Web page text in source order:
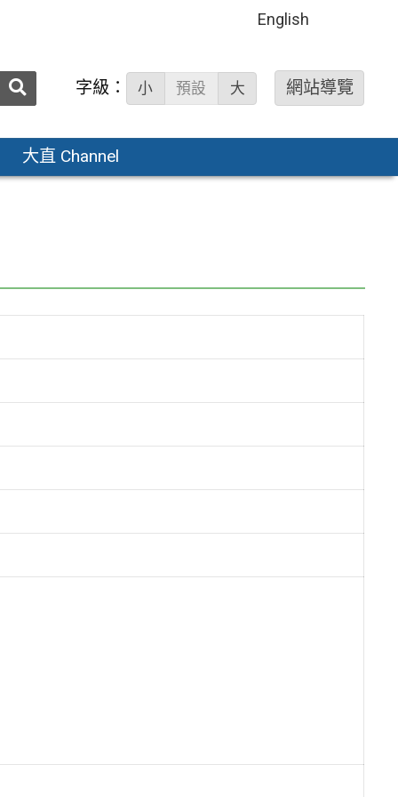
English
送出 字級： 小 預設 大 網站導覽
大直 Channel